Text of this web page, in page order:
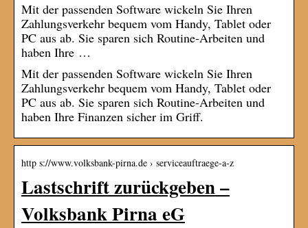
Mit der passenden Software wickeln Sie Ihren
Zahlungsverkehr bequem vom Handy, Tablet oder
PC aus ab. Sie sparen sich Routine-Arbeiten und
haben Ihre …
Mit der passenden Software wickeln Sie Ihren
Zahlungsverkehr bequem vom Handy, Tablet oder
PC aus ab. Sie sparen sich Routine-Arbeiten und
haben Ihre Finanzen sicher im Griff.
http s://www.volksbank-pirna.de › serviceauftraege-a-z
Lastschrift zurückgeben –
Volksbank Pirna eG